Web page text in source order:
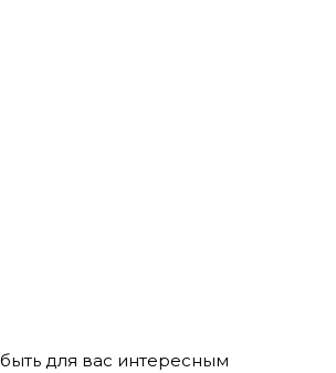
для вас интересным